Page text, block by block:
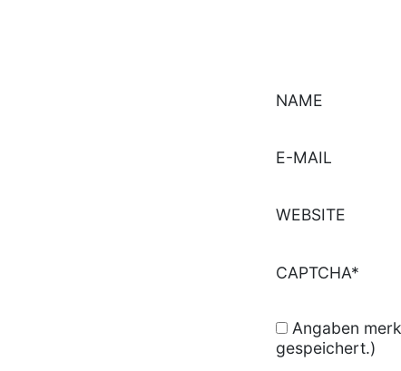
NAME
E-MAIL
WEBSITE
CAPTCHA*
Angaben
gespeichert.)